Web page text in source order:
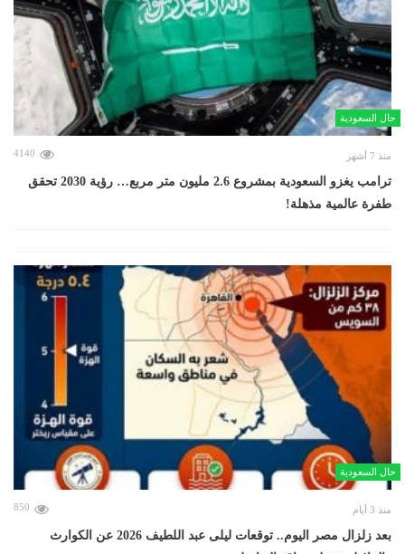
حال السعودية
منذ 7 أشهر 4140
ترامب يغزو السعودية بمشروع 2.6 مليون متر مربع… رؤية 2030 تحقق
طفرة عالمية مذهلة!
حال السعودية
منذ 3 أيام 850
بعد زلزال مصر اليوم.. توقعات ليلى عبد اللطيف 2026 عن الكوارث